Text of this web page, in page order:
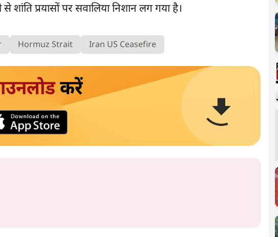
शांति प्रयासों पर सवालिया निशान लग गया है।
Hormuz Strait Iran US Ceasefire
करें